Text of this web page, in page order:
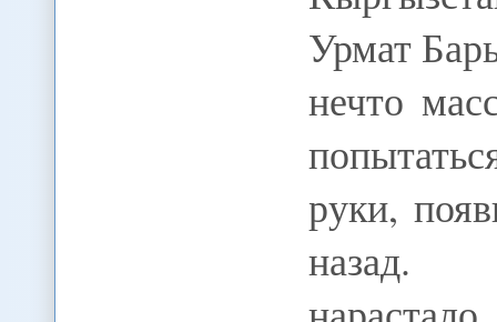
Урмат
нечто
руки,
назад.